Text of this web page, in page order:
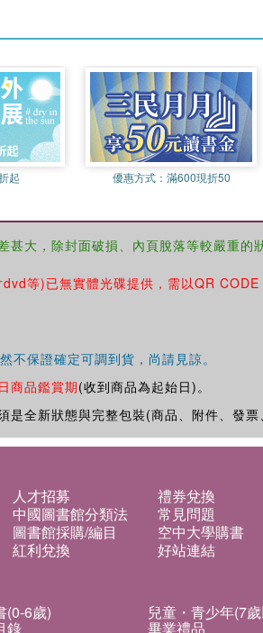
起 優惠方式： 滿600現折50
大，除封面破損、內頁脫落等較嚴重的
等)已無實體光碟提供，需以QR CODE
保證確定可調到貨，尚請見諒。
商品鑑賞期(收到商品為起始日)。
全新狀態與完整包裝(商品、附件、發票
人才招募 禮券兌換
中國圖書館分類法 常見問題
圖書館採購/編目 空中大學購書
紅利兌換 好站連結
(0-6歲) 兒童・青少年(7
錄 畢業禮品